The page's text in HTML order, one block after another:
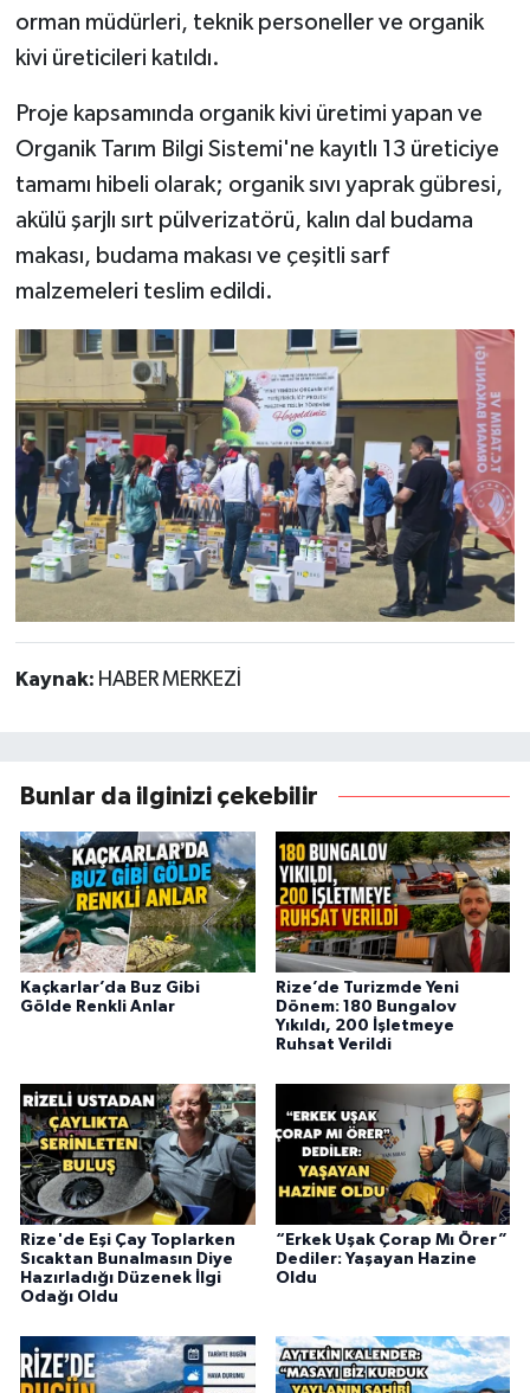
orman müdürleri, teknik personeller ve organik
kivi üreticileri katıldı.
Proje kapsamında organik kivi üretimi yapan ve
Organik Tarım Bilgi Sistemi'ne kayıtlı 13 üreticiye
tamamı hibeli olarak; organik sıvı yaprak gübresi,
akülü şarjlı sırt pülverizatörü, kalın dal budama
makası, budama makası ve çeşitli sarf
malzemeleri teslim edildi.
Kaynak: HABER MERKEZİ
Bunlar da ilginizi çekebilir
Kaçkarlar’da Buz Gibi
Gölde Renkli Anlar
Rize’de Turizmde Yeni
Dönem: 180 Bungalov
Yıkıldı, 200 İşletmeye
Ruhsat Verildi
Rize'de Eşi Çay Toplarken
Sıcaktan Bunalmasın Diye
Hazırladığı Düzenek İlgi
Odağı Oldu
“Erkek Uşak Çorap Mı Örer”
Dediler: Yaşayan Hazine
Oldu